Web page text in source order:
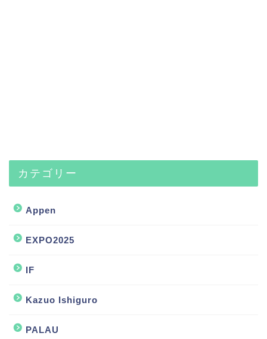
カテゴリー
Appen
EXPO2025
IF
Kazuo Ishiguro
PALAU